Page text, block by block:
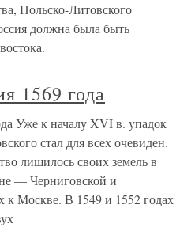
Польско-Литовского
должна была быть
1569 года
Уже к началу XVI в. упадок
стал для всех очевиден.
лишилось своих земель в
— Черниговской и
к Москве. В 1549 и 1552 годах